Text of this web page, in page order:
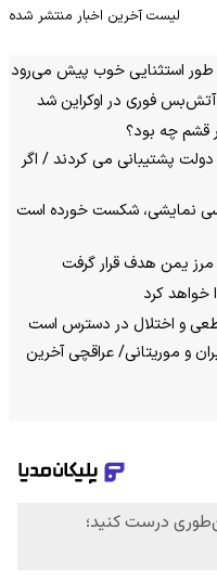
لیست آخرین اخبار منتشر شده
طور استثنایی خوب پیش می‌رود
آتش‌بس فوری در اوکراین شد
قشم چه بود؟
دولت پشتیبانی می کردند / اگر
نمایشی، شکست خورده است
یمن هدف قرار گرفت
خواهد کرد
و اختلال در دسترس است
و موریتانی/ عراقچی آخرین